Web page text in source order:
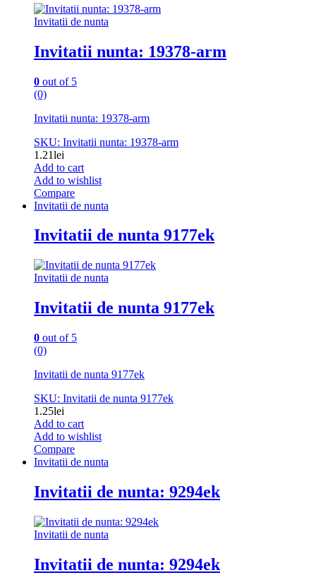
Invitatii de nunta
Invitatii nunta: 19378-arm
0 out of 5
(0)
Invitatii nunta: 19378-arm
SKU: Invitatii nunta: 19378-arm
1.21lei
Add to cart
Add to wishlist
Compare
Invitatii de nunta
Invitatii de nunta 9177ek
Invitatii de nunta
Invitatii de nunta 9177ek
0 out of 5
(0)
Invitatii de nunta 9177ek
SKU: Invitatii de nunta 9177ek
1.25lei
Add to cart
Add to wishlist
Compare
Invitatii de nunta
Invitatii de nunta: 9294ek
Invitatii de nunta
Invitatii de nunta: 9294ek